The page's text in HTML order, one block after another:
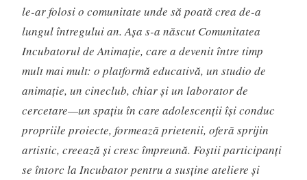
le-ar folosi o comunitate unde să poată crea de-a
lungul întregului an. Așa s-a născut Comunitatea
Incubatorul de Animație, care a devenit între timp
mult mai mult: o platformă educativă, un studio de
animație, un cineclub, chiar și un laborator de
cercetare—un spațiu în care adolescenții își conduc
propriile proiecte, formează prietenii, oferă sprijin
artistic, creează și cresc împreună. Foștii participanți
se întorc la Incubator pentru a susține ateliere și